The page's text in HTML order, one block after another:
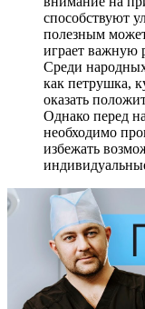
способствуют
полезным
играет важную
Среди
как петрушка,
оказать
Однако перед
необходимо
избежать